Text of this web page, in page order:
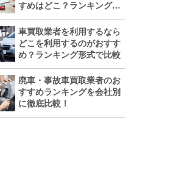
すめはどこ？ランキングで
車買取業者を利用するなら
どこを利用するのがおすす
め？ランキング形式で比較
廃車・事故車買取業者のお
すすめランキングを会社別
に徹底比較！